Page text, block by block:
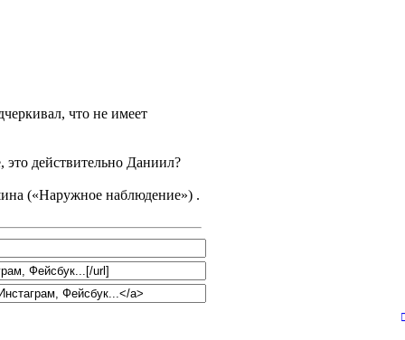
что не имеет
действительно Даниил?
(«Наружное наблюдение») .